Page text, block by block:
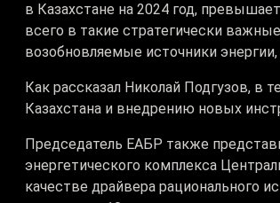
в Казахстане на 2024 год,
всего в такие стратегически
возобновляемые источники
Как рассказал Николай Подгузов,
Казахстана и внедрению новых
Председатель ЕАБР также
энергетического комплекса
качестве драйвера рационального